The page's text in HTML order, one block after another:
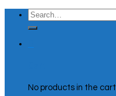
Skip
content
Search
for:
No products in the cart.